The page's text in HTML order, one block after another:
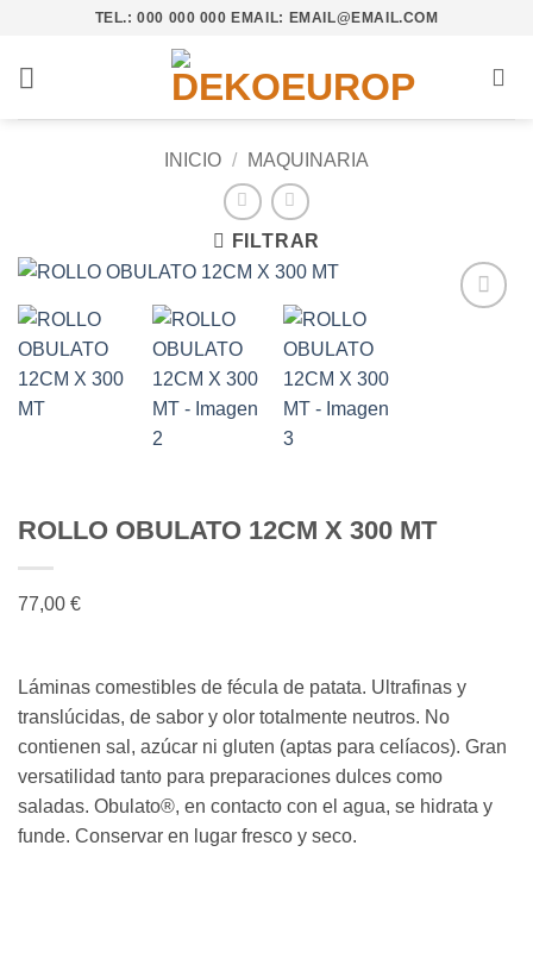
contenido
TEL.: 000 000 000 EMAIL: EMAIL@EMAIL.COM
INICIO / MAQUINARIA
FILTRAR
ROLLO OBULATO 12CM X 300 MT
77,00 €
Láminas comestibles de fécula de patata. Ultrafinas y
translúcidas, de sabor y olor totalmente neutros. No
contienen sal, azúcar ni gluten (aptas para celíacos). Gran
versatilidad tanto para preparaciones dulces como
saladas. Obulato®, en contacto con el agua, se hidrata y
funde. Conservar en lugar fresco y seco.